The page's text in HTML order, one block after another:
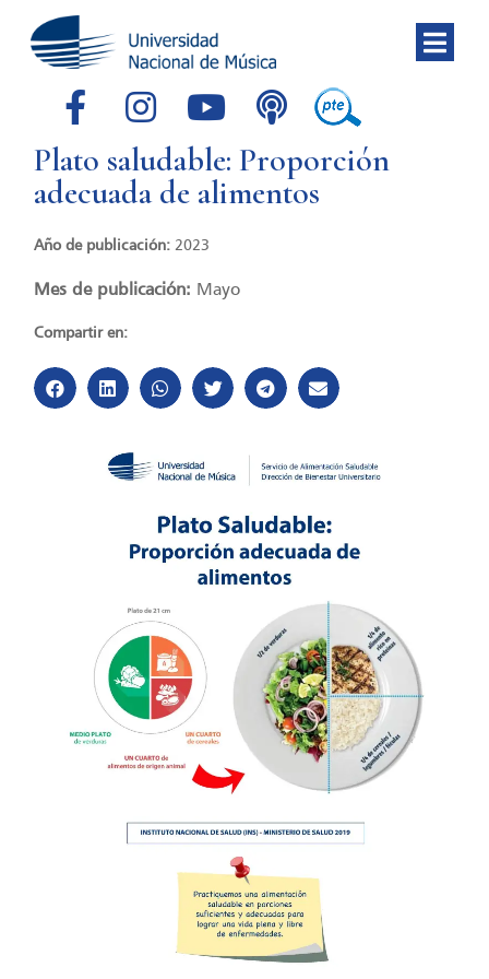
Plato saludable: Proporción
adecuada de alimentos
Año de publicación: 2023
Mes de publicación: Mayo
Compartir en: